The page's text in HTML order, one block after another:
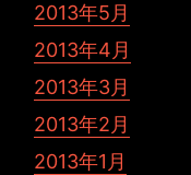
2013年5月
2013年4月
2013年3月
2013年2月
2013年1月